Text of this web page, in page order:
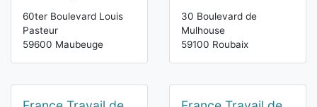
60ter Boulevard Louis
Pasteur
59600 Maubeuge
30 Boulevard de
Mulhouse
59100 Roubaix